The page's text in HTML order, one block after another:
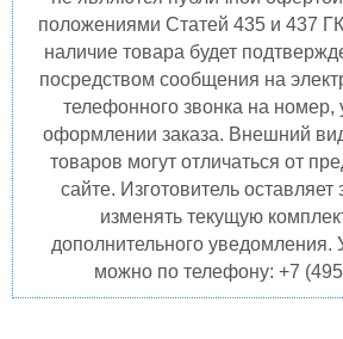
положениями Статей 435 и 437
наличие товара будет
посредством сообщения на
телефонного звонка на номер,
оформлении заказа. Внешний
товаров могут отличаться от
сайте. Изготовитель
изменять текущую
дополнительного уведомления.
можно по телефону: +7